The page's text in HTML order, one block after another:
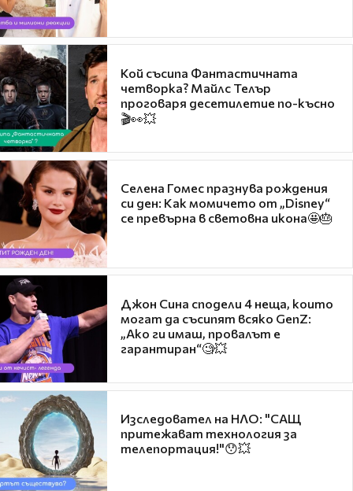
Кой съсипа Фантастичната
четворка? Майлс Телър
проговаря десетилетие по-късно
🎬👀💥
Селена Гомес празнува рождения
си ден: Как момичето от „Disney“
се превърна в световна икона🤩🎂
Джон Сина сподели 4 неща, които
могат да съсипят всяко GenZ:
„Ако ги имаш, провалът е
гарантиран“🧐💥
Изследовател на НЛО: "САЩ
притежават технология за
телепортация!"😯💥